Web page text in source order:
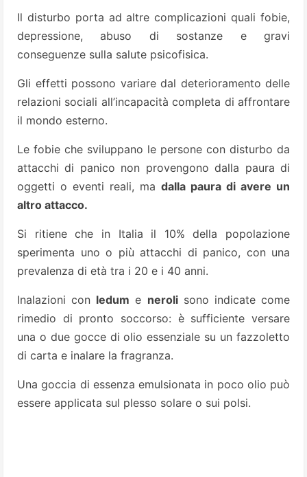
Il disturbo porta ad altre complicazioni quali fobie,
depressione, abuso di sostanze e gravi
conseguenze sulla salute psicofisica.
Gli effetti possono variare dal deterioramento delle
relazioni sociali all’incapacità completa di affrontare
il mondo esterno.
Le fobie che sviluppano le persone con disturbo da
attacchi di panico non provengono dalla paura di
oggetti o eventi reali, ma dalla paura di avere un
altro attacco.
Si ritiene che in Italia il 10% della popolazione
sperimenta uno o più attacchi di panico, con una
prevalenza di età tra i 20 e i 40 anni.
Inalazioni con ledum e nerolisono indicate come
rimedio di pronto soccorso: è sufficiente versare
una o due gocce di olio essenziale su un fazzoletto
di carta e inalare la fragranza.
Una goccia di essenza emulsionata in poco olio può
essere applicata sul plesso solare o sui polsi.